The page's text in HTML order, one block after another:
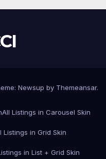
Newsup by Themeansar.
All Listings in Carousel Skin
Listings in Grid Skin
in List + Grid Skin